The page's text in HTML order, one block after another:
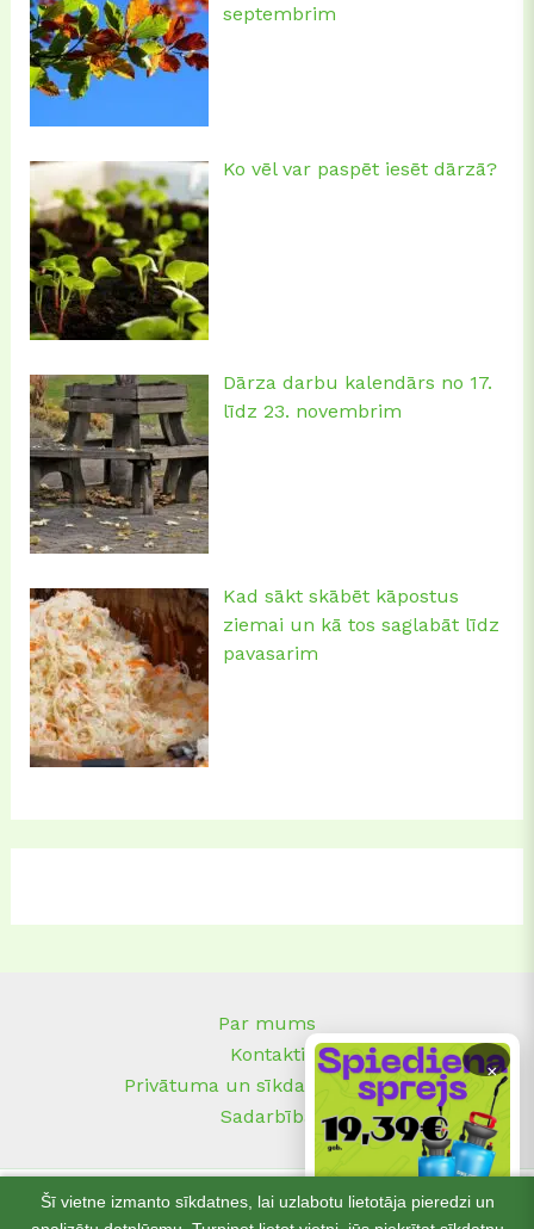
×
septembrim
Ko vēl var paspēt iesēt dārzā?
Dārza darbu kalendārs no 17.
līdz 23. novembrim
Kad sākt skābēt kāpostus
ziemai un kā tos saglabāt līdz
pavasarim
Par mums
Kontakti
Privātuma un sīkdatņu politika
Sadarbība
© 2025musudarzs.lv| Visas tiesības aizsargātas
Šī vietne izmanto sīkdatnes, lai uzlabotu lietotāja pieredzi un